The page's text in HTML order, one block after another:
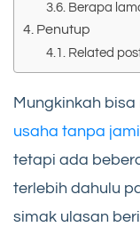
Berapa
Penutup
Related
Mungkinkah
usaha tanpa
tetapi ada
terlebih dahulu
simak ulasan